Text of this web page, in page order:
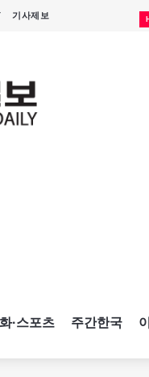
기사제보
·스포츠 주간한국